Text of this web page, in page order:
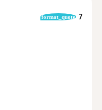
format_quote 7